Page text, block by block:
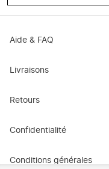
Aide & FAQ
Livraisons
Retours
Confidentialité
Conditions générales